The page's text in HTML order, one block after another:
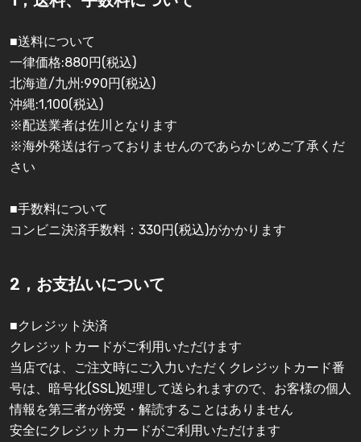
■送料について
一律価格:880円(税込)
北海道/九州:990円(税込)
沖縄:1,100(税込)
※配送業者は佐川となります
※海外発送は行っておりませんのであらかじめご了承くだ
さい
■手数料について
コンビニ決済手数料：330円(税込)がかかります
2，お支払いについて
■クレジット決済
クレジットカードがご利用いただけます
当店では、ご注文時にご入力いただくクレジットカード番
号は、暗号化(SSL)処理して送られますので、お客様の個人
情報を第三者が傍受・解読することはありません
安全にクレジットカードがご利用いただけます